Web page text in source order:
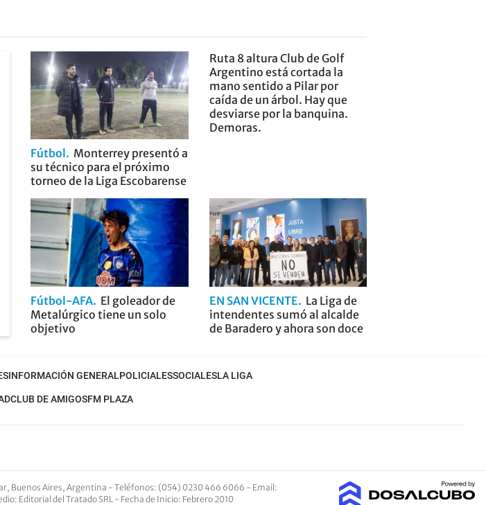
Fútbol
Monterrey presentó a
su técnico para el próximo
torneo de la Liga Escobarense
Ruta 8 altura Club de Golf
Argentino está cortada la
mano sentido a Pilar por
caída de un árbol. Hay que
desviarse por la banquina.
Demoras.
Fútbol-AFA El goleador de
Metalúrgico tiene un solo
objetivo
EN SAN VICENTE
La Liga de
intendentes sumó al alcalde
de Baradero y ahora son doce
INFORMACIÓN GENERALPOLICIALESSOCIALESLA LIGA
CLUB DE AMIGOSFM PLAZA
Buenos Aires, Argentina - Teléfonos: (054) 0230 466 6066 - Email:
: Editorial del Tratado SRL - Fecha de Inicio: Febrero 2010